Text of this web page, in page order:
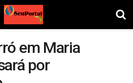
em Maria
por